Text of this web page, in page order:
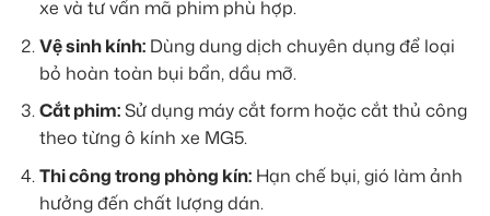
xe và tư vấn mã phim phù hợp.
Vệ sinh kính:Dùng dung dịch chuyên dụng để loại
bỏ hoàn toàn bụi bẩn, dầu mỡ.
Cắt phim:Sử dụng máy cắt form hoặc cắt thủ công
theo từng ô kính xe MG5.
Thi công trong phòng kín:Hạn chế bụi, gió làm ảnh
hưởng đến chất lượng dán.